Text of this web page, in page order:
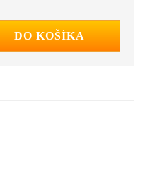
DO KOŠÍKA